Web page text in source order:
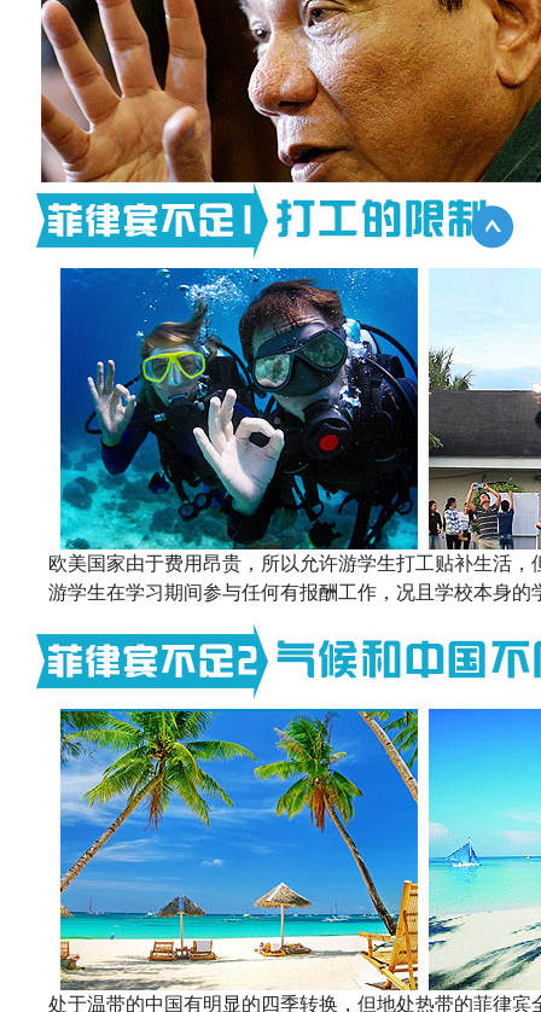
欧美国家由于费用昂贵，所以允许游学生打工贴补生活
游学生在学习期间参与任何有报酬工作，况且学校本身
处于温带的中国有明显的四季转换，但地处热带的菲律